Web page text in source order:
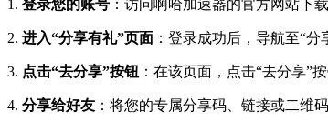
1. 登录您的账号 ：访问啊哈加速器的官方网站下
2. 进入“分享有礼”页面 ：登录成功后，导航至“分
3. 点击“去分享”按钮 ：在该页面，点击“去分享”
4. 分享给好友 ：将您的专属分享码、链接或二维